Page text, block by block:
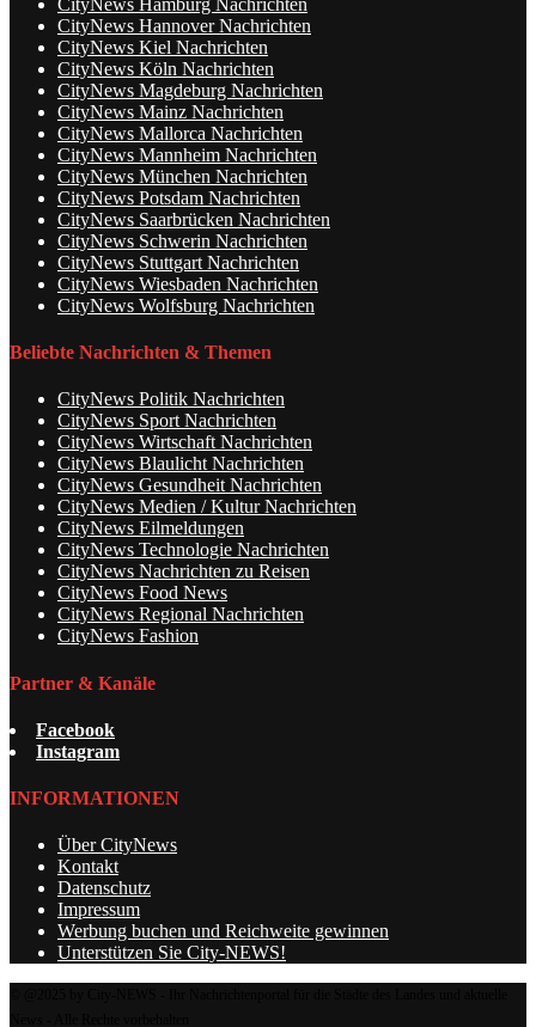
CityNews Hannover Nachrichten
CityNews Kiel Nachrichten
CityNews Köln Nachrichten
CityNews Magdeburg Nachrichten
CityNews Mainz Nachrichten
CityNews Mallorca Nachrichten
CityNews Mannheim Nachrichten
CityNews München Nachrichten
CityNews Potsdam Nachrichten
CityNews Saarbrücken Nachrichten
CityNews Schwerin Nachrichten
CityNews Stuttgart Nachrichten
CityNews Wiesbaden Nachrichten
CityNews Wolfsburg Nachrichten
Beliebte Nachrichten & Themen
CityNews Politik Nachrichten
CityNews Sport Nachrichten
CityNews Wirtschaft Nachrichten
CityNews Blaulicht Nachrichten
CityNews Gesundheit Nachrichten
CityNews Medien / Kultur Nachrichten
CityNews Eilmeldungen
CityNews Technologie Nachrichten
CityNews Nachrichten zu Reisen
CityNews Food News
CityNews Regional Nachrichten
CityNews Fashion
Partner & Kanäle
Facebook
Instagram
INFORMATIONEN
Über CityNews
Kontakt
Datenschutz
Impressum
Werbung buchen und Reichweite gewinnen
Unterstützen Sie City-NEWS!